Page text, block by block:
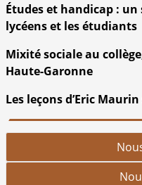
Études et handicap :
lycéens et les étudiants
Mixité sociale au
Haute-Garonne
Les leçons d’Eric